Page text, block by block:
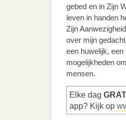
gebed en in Zijn
leven in handen
Zijn
over mijn
een huwelijk,
mogelijkheden
mensen.
Elke dag
app? Kijk op